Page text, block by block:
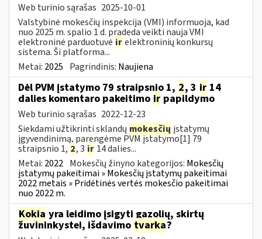
Web turinio sąrašas 2025-10-01
Valstybinė mokesčių inspekcija (VMI) informuoja, kad
nuo 2025 m. spalio 1 d. pradeda veikti nauja VMI
elektroninė parduotuvė irelektroninių konkursų
sistema. Ši platforma...
Metai: 2025 Pagrindinis: Naujiena
Dėl PVM įstatymo 79 straipsnio 1, 2, 3 ir 14
dalies komentaro pakeitimo ir papildymo
Web turinio sąrašas 2022-12-23
Siekdami užtikrinti sklandų mokesčių įstatymų
įgyvendinimą, parengėme PVM įstatymo[1] 79
straipsnio 1, 2, 3 ir 14 dalies...
Metai: 2022 Mokesčių žinyno kategorijos: Mokesčių
įstatymų pakeitimai » Mokesčių įstatymų pakeitimai
2022 metais » Pridėtinės vertės mokesčio pakeitimai
nuo 2022 m.
Kokia yra leidimo įsigyti gazolių, skirtų
žuvininkystei, išdavimo tvarka?